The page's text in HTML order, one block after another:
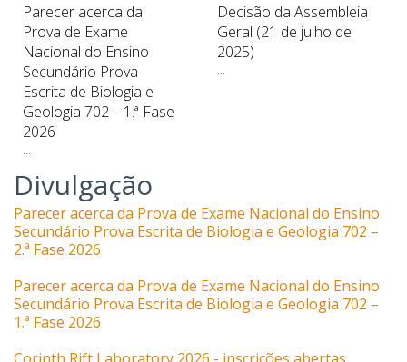
Parecer acerca da
Prova de Exame
Nacional do Ensino
Secundário Prova
Escrita de Biologia e
Geologia 702 – 1.ª Fase
2026
Decisão da Assembleia
Geral (21 de julho de
2025)
Divulgação
Parecer acerca da Prova de Exame Nacional do Ensino
Secundário Prova Escrita de Biologia e Geologia 702 –
2.ª Fase 2026
Parecer acerca da Prova de Exame Nacional do Ensino
Secundário Prova Escrita de Biologia e Geologia 702 –
1.ª Fase 2026
Corinth Rift Laboratory 2026 - inscrições abertas